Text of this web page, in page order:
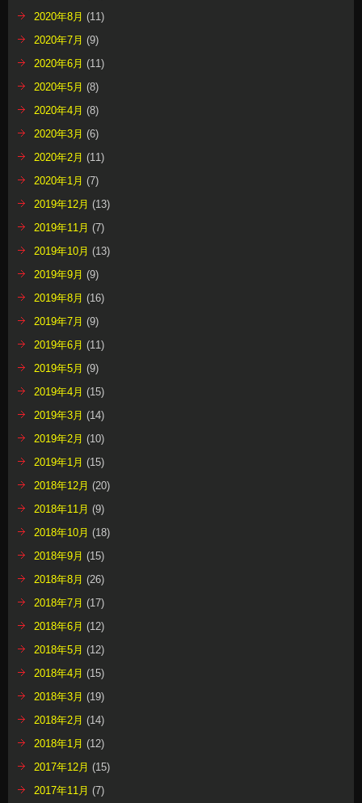
2020年8月 (11)
2020年7月 (9)
2020年6月 (11)
2020年5月 (8)
2020年4月 (8)
2020年3月 (6)
2020年2月 (11)
2020年1月 (7)
2019年12月 (13)
2019年11月 (7)
2019年10月 (13)
2019年9月 (9)
2019年8月 (16)
2019年7月 (9)
2019年6月 (11)
2019年5月 (9)
2019年4月 (15)
2019年3月 (14)
2019年2月 (10)
2019年1月 (15)
2018年12月 (20)
2018年11月 (9)
2018年10月 (18)
2018年9月 (15)
2018年8月 (26)
2018年7月 (17)
2018年6月 (12)
2018年5月 (12)
2018年4月 (15)
2018年3月 (19)
2018年2月 (14)
2018年1月 (12)
2017年12月 (15)
2017年11月 (7)